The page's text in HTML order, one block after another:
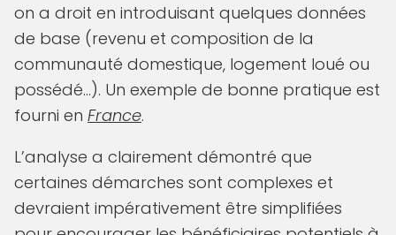
on a droit en introduisant quelques données
de base (revenu et composition de la
communauté domestique, logement loué ou
possédé…). Un exemple de bonne pratique est
fourni en France.
L’analyse a clairement démontré que
certaines démarches sont complexes et
devraient impérativement être simplifiées